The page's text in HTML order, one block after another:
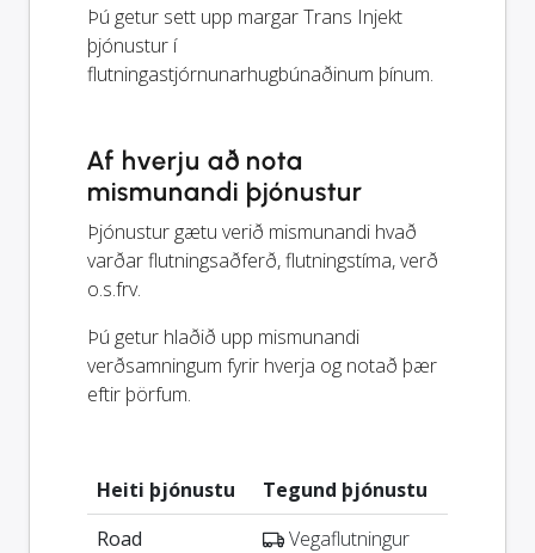
Þú getur sett upp margar Trans Injekt
þjónustur í
flutningastjórnunarhugbúnaðinum þínum.
Af hverju að nota
mismunandi þjónustur
Þjónustur gætu verið mismunandi hvað
varðar flutningsaðferð, flutningstíma, verð
o.s.frv.
Þú getur hlaðið upp mismunandi
verðsamningum fyrir hverja og notað þær
eftir þörfum.
Heiti þjónustu
Tegund þjónustu
Road
Vegaflutningur